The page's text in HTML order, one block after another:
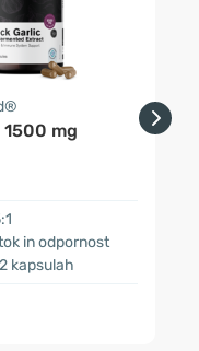
mg
in odpornost
kapsulah